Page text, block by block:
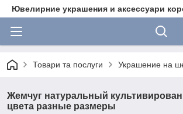
Ювелирние украшения и аксессуари
Товари та послуги Украшение на
Жемчуг натуральный
цвета разные размеры